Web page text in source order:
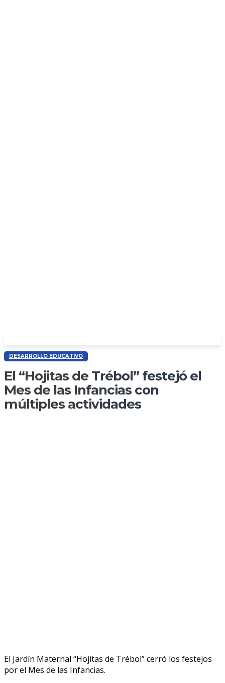
DESARROLLO EDUCATIVO
El “Hojitas de Trébol” festejó el
Mes de las Infancias con
múltiples actividades
El Jardín Maternal “Hojitas de Trébol” cerró los festejos
por el Mes de las Infancias.